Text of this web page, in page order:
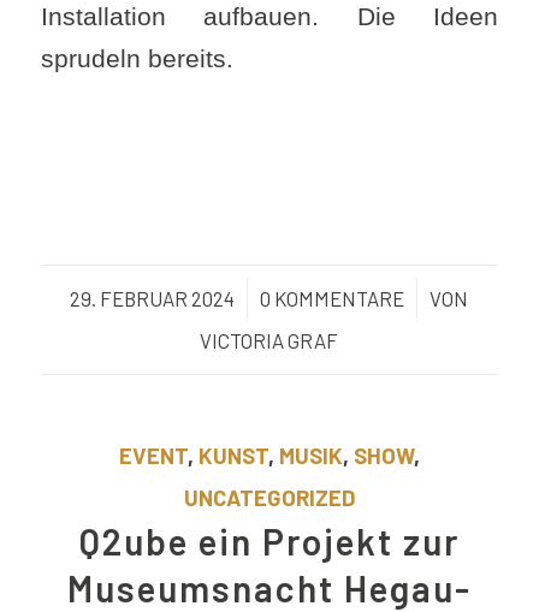
Installation aufbauen. Die Ideen
sprudeln bereits.
29. FEBRUAR 2024
/ 0 KOMMENTARE
/
VON
VICTORIA GRAF
EVENT, KUNST, MUSIK, SHOW,
UNCATEGORIZED
Q2ube ein Projekt zur
Museumsnacht Hegau-